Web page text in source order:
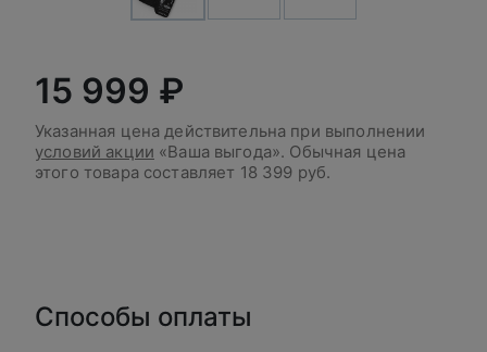
15 999 ₽
Указанная цена действительна при выполнении
условий акции «Ваша выгода». Обычная цена
этого товара составляет 18 399 руб.
Способы оплаты